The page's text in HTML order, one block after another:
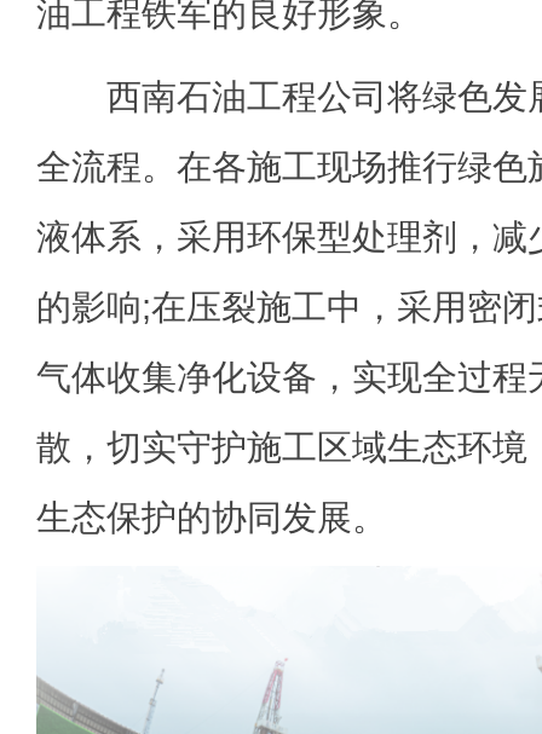
油工程铁军的良好形象。
西南石油工程公司将绿色发
全流程。在各施工现场推行绿色
液体系，采用环保型处理剂，减
的影响;在压裂施工中，采用密
气体收集净化设备，实现全过程
散，切实守护施工区域生态环境
生态保护的协同发展。